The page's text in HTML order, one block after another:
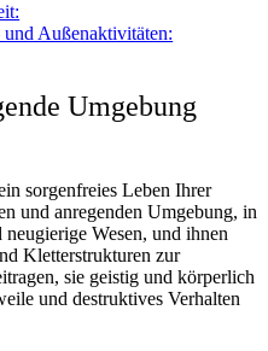
Außenaktivitäten:
Umgebung
sorgenfreies Leben Ihrer
und anregenden Umgebung, in
Wesen, und ihnen
Kletterstrukturen zur
sie geistig und körperlich
und destruktives Verhalten